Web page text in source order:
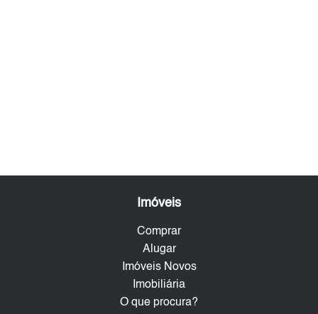
Imóveis
Comprar
Alugar
Imóveis Novos
Imobiliária
O que procura?